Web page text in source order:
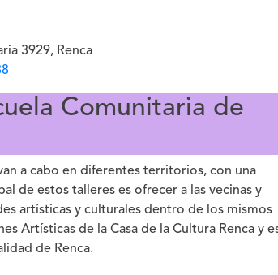
3929, Renca
Comunitaria de
a cabo en diferentes territorios, con una
de estos talleres es ofrecer a las vecinas y
artísticas y culturales dentro de los mismos
Artísticas de la Casa de la Cultura Renca y
de Renca.